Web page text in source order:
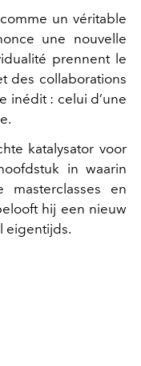
un véritable
une nouvelle
prennent le
des collaborations
inédit : celui d’une
katalysator voor
in waarin
masterclasses en
hij een nieuw
eigentijds.